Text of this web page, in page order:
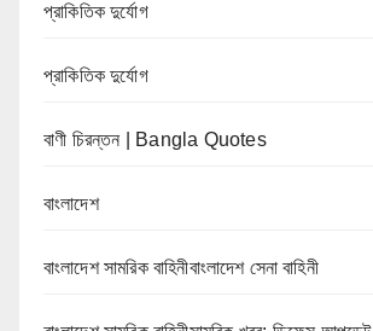
প্রাকিতিক দুর্যোগ
প্রাকিতিক দুর্যোগ
বাণী চিরন্তন | Bangla Quotes
বাংলাদেশ
বাংলাদেশ সামরিক বাহিনীবাংলাদেশ সেনা বাহিনী